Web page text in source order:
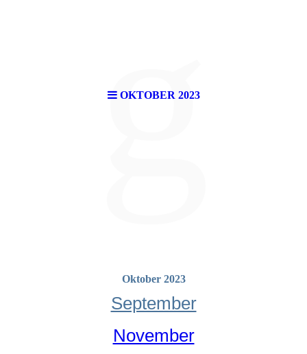
OKTOBER 2023
g
Oktober 2023
September
November